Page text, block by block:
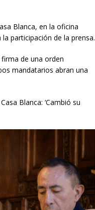
Blanca, en la oficina
participación de la prensa.
de una orden
mandatarios abran una
Blanca: ‘Cambió su